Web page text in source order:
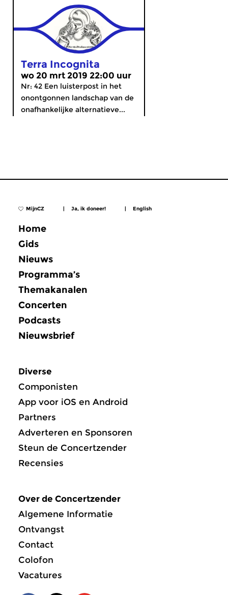
Terra Incognita
wo 20 mrt 2019 22:00 uur
Nr: 42 Een luisterpost in het
onontgonnen landschap van de
onafhankelijke alternatieve...
MijnCZ | Ja, ik doneer! | English
Home
Gids
Nieuws
Programma’s
Themakanalen
Concerten
Podcasts
Nieuwsbrief
Diverse
Componisten
App voor iOS en Android
Partners
Adverteren en Sponsoren
Steun de Concertzender
Recensies
Over de Concertzender
Algemene Informatie
Ontvangst
Contact
Colofon
Vacatures